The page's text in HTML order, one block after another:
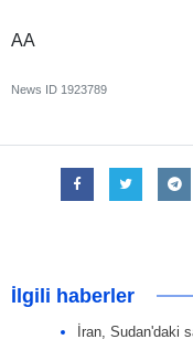
AA
News ID 1923789
İlgili haberler
İran, Sudan'daki